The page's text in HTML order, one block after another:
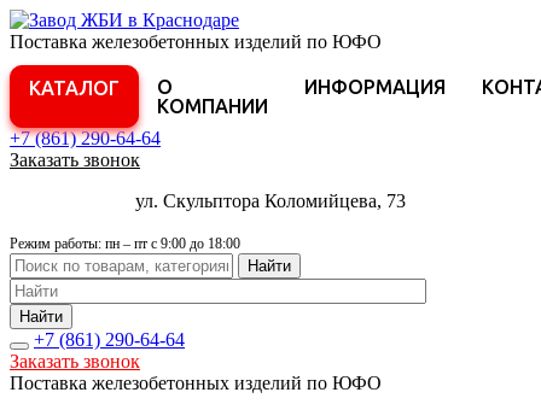
Поставка железобетонных изделий по ЮФО
КАТАЛОГ
О
КОМПАНИИ
ИНФОРМАЦИЯ
+7 (861)290-64-64
Заказать звонок
ул. Скульптора Коломийцева, 73
Режим работы: пн – пт с 9:00 до 18:00
Найти
Найти
+7 (861) 290-64-64
Заказать звонок
Поставка железобетонных изделий по ЮФО